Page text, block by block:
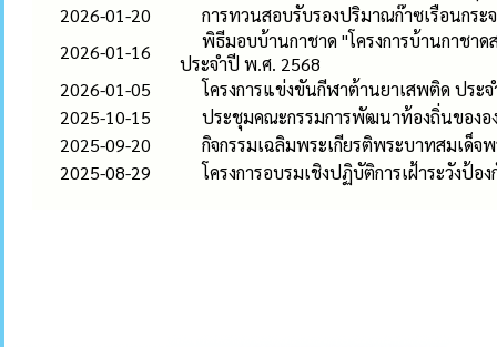
2026-01-20
การทวนสอบรับรองปริมาณก๊าซเรือนกระ
2026-01-16
พิธีมอบบ้านกาชาด "โครงการบ้านกาชา
ประจำปี พ.ศ. 2568
2026-01-05
โครงการแข่งขันกีฬาต้านยาเสพติด ประ
2025-10-15
ประชุมคณะกรรมการพัฒนาท้องถิ่นของอ
2025-09-20
กิจกรรมเฉลิมพระเกียรติพระบาทสมเด็
2025-08-29
โครงการอบรมเชิงปฏิบัติการเฝ้าระวังป้